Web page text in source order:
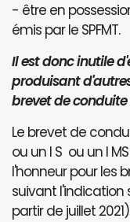
- être en
émis par le SPFMT.
Il est donc inutile
produisant
brevet de conduite
Le brevet de
ou un I S ou un I
l'honneur pour les
suivant l'indication
partir de juillet 2021)